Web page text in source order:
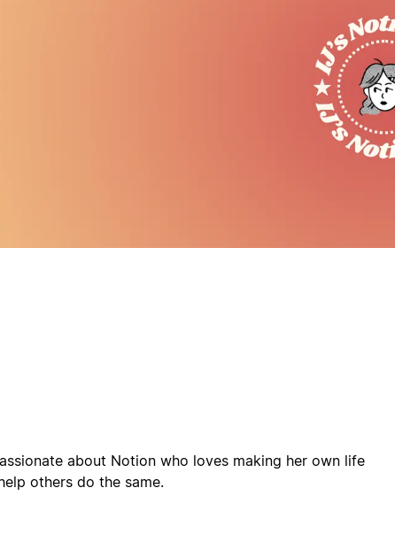
about Notion who loves making her own life
others do the same.